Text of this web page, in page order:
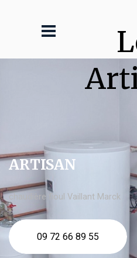
ARTISAN
chaudière fioul Vaillant Marck
09 72 66 89 55